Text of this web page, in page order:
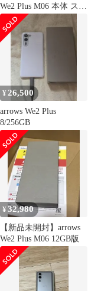
We2 Plus M06 本体 スレ
ートグレイ
¥ 26,500
arrows We2 Plus
8/256GB
¥32,980
【新品未開封】arrows
We2 Plus M06 12GB版